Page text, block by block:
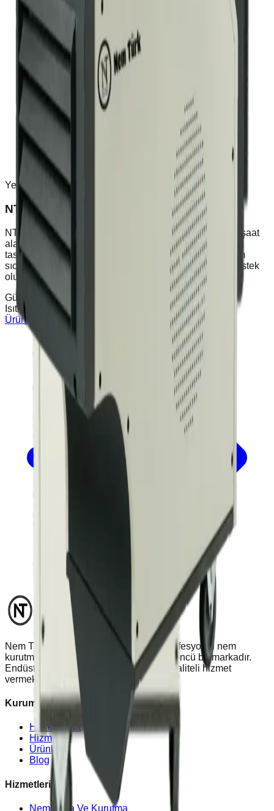
Yerli Üretim
NT 30-E Elektrikli Isıtıcı (30 kW)
NT30-E endüstriyel ısıtıcı; epoksi, beton, şap, alçı ve inşaat
alanlarında hızlı ve homojen ısıtma sağlamak üzere
tasarlanmıştır. Yüksek verimli rezistans sistemiyle ortam
sıcaklığını kısa sürede arttırır ve kurutma işlemlerine destek
olur.
Güç
30 / 15 KW
Isıtma Kapasitesi
Ürünü İncele
Nem Türk, Türkiye'nin her noktasına profesyonel nem
kurutma ve nem alma çözümleri sunan öncü bir markadır.
Endüstriyel ve ev tipi ihtiyaçlarınız için kaliteli hizmet
vermekteyiz.
Kurumsal
Hakkımızda
Hizmetler
Ürünler
Blog
Hizmetlerimiz
Nem Alma Ve Kurutma